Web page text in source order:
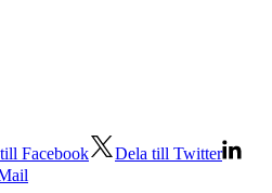
Facebook
Dela till Twitter